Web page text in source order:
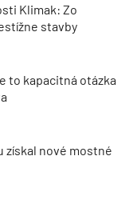
Klimak: Zo
stavby
to kapacitná otázka
získal nové mostné